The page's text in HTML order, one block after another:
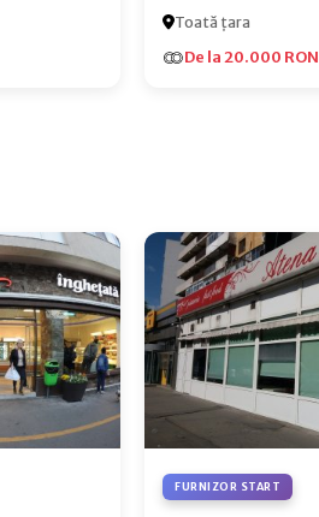
Toată țara
De la 20.000 RON
FURNIZOR START